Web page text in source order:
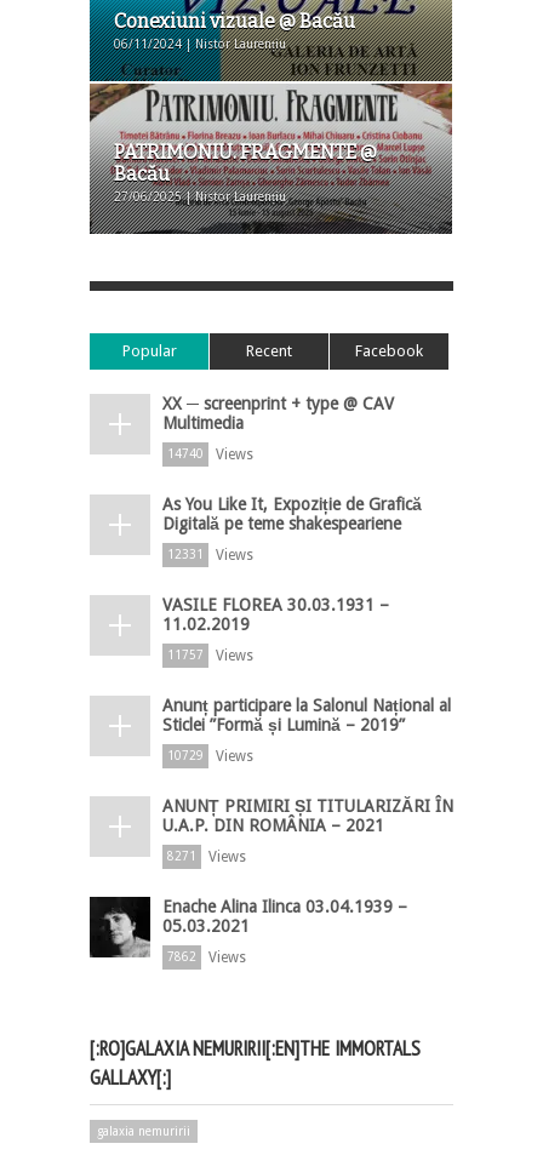
Conexiuni vizuale @ Bacău
06/11/2024 | Nistor Laurențiu
PATRIMONIU. FRAGMENTE @
Bacău
27/06/2025 | Nistor Laurențiu
Popular Recent Facebook
XX ─ screenprint + type @ CAV
Multimedia
14740 Views
As You Like It, Expoziție de Grafică
Digitală pe teme shakespeariene
12331 Views
VASILE FLOREA 30.03.1931 –
11.02.2019
11757 Views
Anunț participare la Salonul Național al
Sticlei ”Formă și Lumină – 2019”
10729 Views
ANUNȚ PRIMIRI ȘI TITULARIZĂRI ÎN
U.A.P. DIN ROMÂNIA – 2021
8271 Views
Enache Alina Ilinca 03.04.1939 –
05.03.2021
7862 Views
[:RO]GALAXIA NEMURIRII[:EN]THE IMMORTALS
GALLAXY[:]
galaxia nemuririi